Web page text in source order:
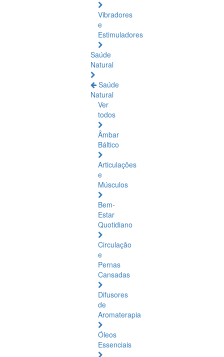
Vibradores
e
Estimuladores
Saúde
Natural
Saúde
Natural
Ver
todos
Âmbar
Báltico
Articulações
e
Músculos
Bem-
Estar
Quotidiano
Circulação
e
Pernas
Cansadas
Difusores
de
Aromaterapia
Óleos
Essenciais